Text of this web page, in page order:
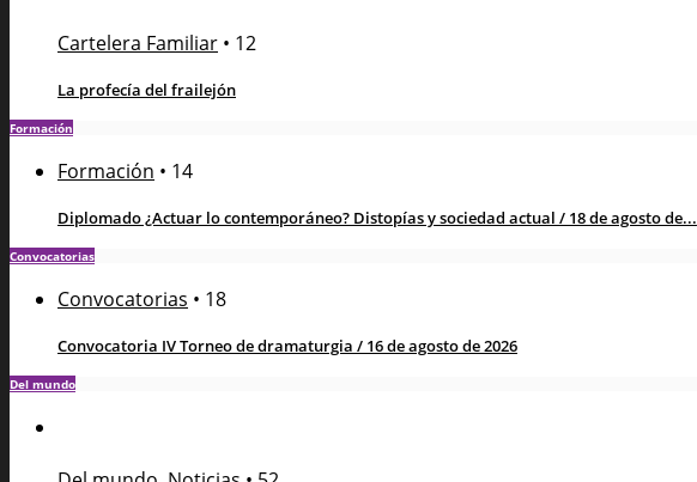
Cartelera Familiar • 12
La profecía del frailejón
Formación
Formación • 14
Diplomado ¿Actuar lo contemporáneo? Distopías y sociedad actual / 18 de agosto de...
Convocatorias
Convocatorias • 18
Convocatoria IV Torneo de dramaturgia / 16 de agosto de 2026
Del mundo